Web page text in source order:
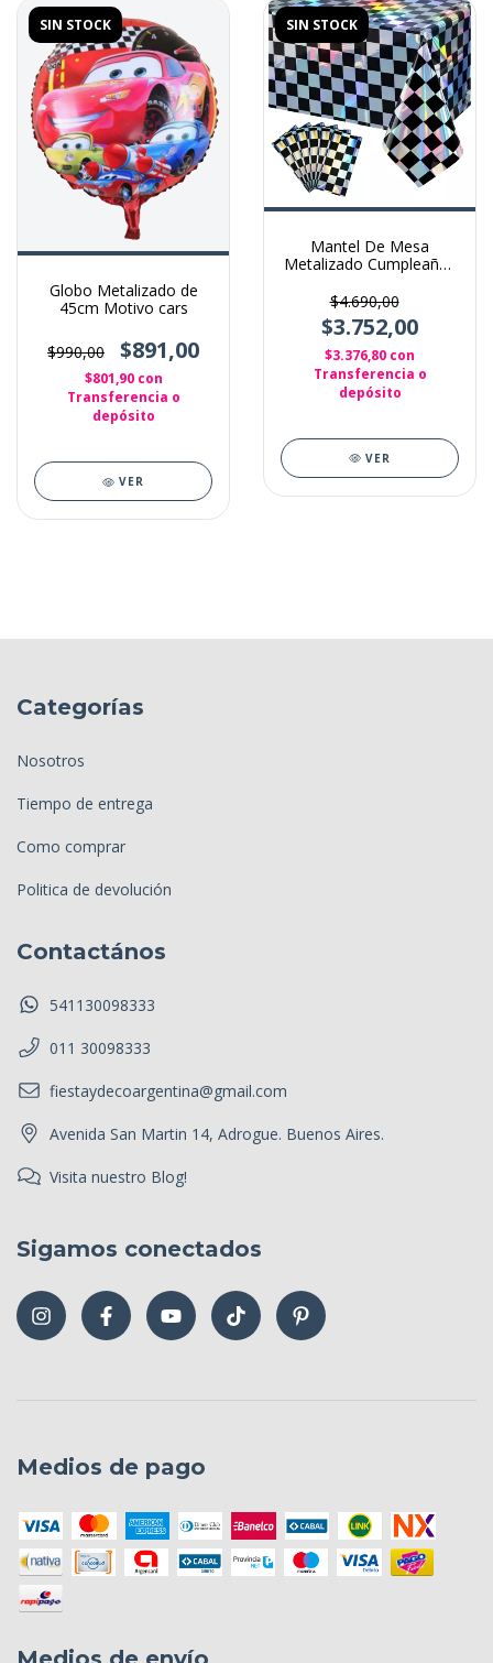
SIN STOCK
Globo Metalizado de
45cm Motivo cars
$990,00 $891,00
$801,90 con
Transferencia o
depósito
VER
SIN STOCK
Mantel De Mesa
Metalizado Cumpleaños
$4.690,00
$3.752,00
$3.376,80 con
Transferencia o
depósito
VER
Categorías
Nosotros
Tiempo de entrega
Como comprar
Politica de devolución
Contactános
541130098333
011 30098333
fiestaydecoargentina@gmail.com
Avenida San Martin 14, Adrogue. Buenos Aires.
Visita nuestro Blog!
Sigamos conectados
Medios de pago